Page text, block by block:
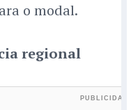
o modal.
regional